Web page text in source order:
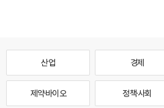
산업 경제
제약·바이오 정책·사회